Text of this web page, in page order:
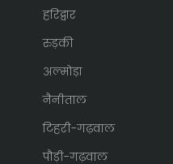
हरिद्वार
रुड़की
अल्मोड़ा
नैनीताल
टिहरी-गढ़वाल
पौड़ी-गढ़वाल